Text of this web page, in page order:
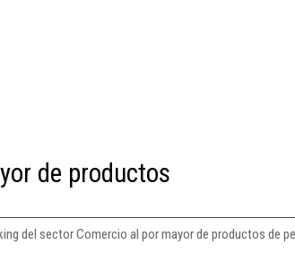
de productos
del sector Comercio al por mayor de productos de